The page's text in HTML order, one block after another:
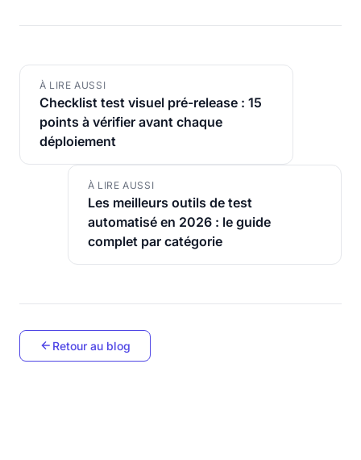
À LIRE AUSSI
Checklist test visuel pré-release : 15
points à vérifier avant chaque
déploiement
À LIRE AUSSI
Les meilleurs outils de test
automatisé en 2026 : le guide
complet par catégorie
Retour au blog